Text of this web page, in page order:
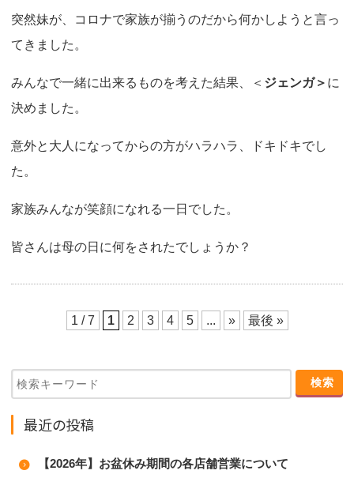
突然妹が、コロナで家族が揃うのだから何かしようと言っ
てきました。
みんなで一緒に出来るものを考えた結果、＜ ジェンガ＞ に
決めました。
意外と大人になってからの方がハラハラ、ドキドキでし
た。
家族みんなが笑顔になれる一日でした。
皆さんは母の日に何をされたでしょうか？
1 / 7 1 2 3 4 5 ... » 最後 »
最近の投稿
【2026年】お盆休み期間の各店舗営業について